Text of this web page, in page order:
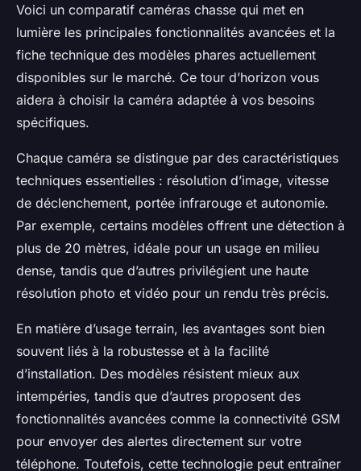
Voici un comparatif caméras chasse qui met en
lumière les principales fonctionnalités avancées et la
fiche technique des modèles phares actuellement
disponibles sur le marché. Ce tour d’horizon vous
aidera à choisir la caméra adaptée à vos besoins
spécifiques.
Chaque caméra se distingue par des caractéristiques
techniques essentielles : résolution d’image, vitesse
de déclenchement, portée infrarouge et autonomie.
Par exemple, certains modèles offrent une détection à
plus de 20 mètres, idéale pour un usage en milieu
dense, tandis que d’autres privilégient une haute
résolution photo et vidéo pour un rendu très précis.
En matière d’usage terrain, les avantages sont bien
souvent liés à la robustesse et à la facilité
d’installation. Des modèles résistent mieux aux
intempéries, tandis que d’autres proposent des
fonctionnalités avancées comme la connectivité GSM
pour envoyer des alertes directement sur votre
téléphone. Toutefois, cette technologie peut entraîner